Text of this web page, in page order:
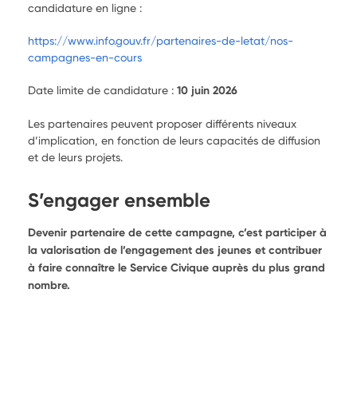
candidature en ligne :
https://www.info.gouv.fr/partenaires-de-letat/nos-
campagnes-en-cours
Date limite de candidature : 10 juin 2026
Les partenaires peuvent proposer différents niveaux
d’implication, en fonction de leurs capacités de diffusion
et de leurs projets.
S’engager ensemble
Devenir partenaire de cette campagne, c’est participer à
la valorisation de l’engagement des jeunes et contribuer
à faire connaître le Service Civique auprès du plus grand
nombre.